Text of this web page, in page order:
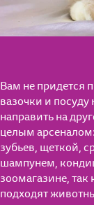
Вам не придется
вазочки и
направить на
целым
зубьев, щеткой,
шампунем,
зоомагазине, так
подходят